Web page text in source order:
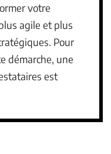
votre
agile et plus
Pour
démarche, une
est